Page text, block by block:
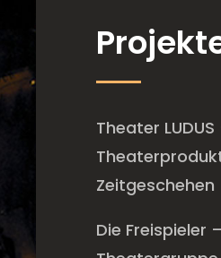
Theater
Zeitgeschehen
Die Freispieler